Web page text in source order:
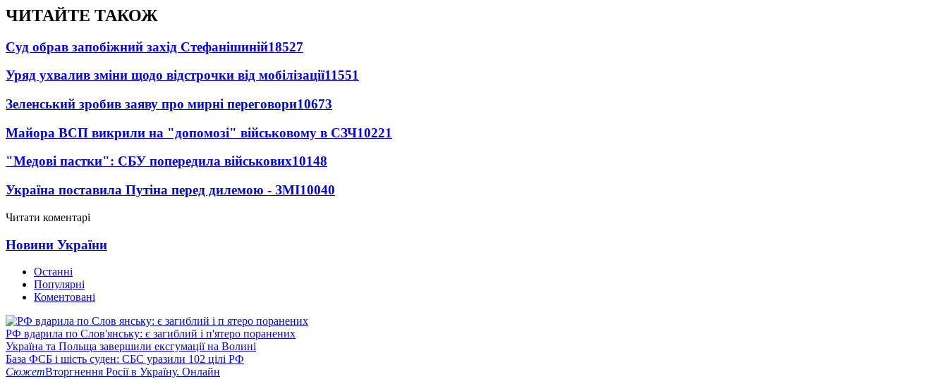
ЧИТАЙТЕ ТАКОЖ
Суд обрав запобіжний захід Стефанішиній18527
Уряд ухвалив зміни щодо відстрочки від мобілізації11551
Зеленський зробив заяву про мирні переговори10673
Майора ВСП викрили на "допомозі" військовому в СЗЧ10221
"Медові пастки": СБУ попередила військових10148
Україна поставила Путіна перед дилемою - ЗМІ10040
Читати коментарі
Новини України
Останні
Популярні
Коментовані
РФ вдарила по Слов'янську: є загиблий і п'ятеро поранених
Україна та Польща завершили ексгумації на Волині
База ФСБ і шість суден: СБС уразили 102 цілі РФ
СюжетВторгнення Росії в Україну. Онлайн